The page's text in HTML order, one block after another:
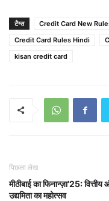
टैग्स Credit Card New
Credit Card Rules Hindi
kisan credit card
पिछला लेख
मीठीबाई का फिनान्ज़ा’25: वित्तीय
उद्यमिता का महोत्सव